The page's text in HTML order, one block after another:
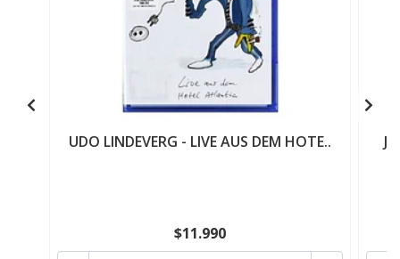
UDO LINDEVERG - LIVE AUS DEM HOTE..
$11.990